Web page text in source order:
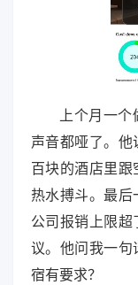
上个月一个
声音都哑了。
百块的酒店里
热水搏斗。最后
公司报销上限
议。他问我一句
宿有要求？